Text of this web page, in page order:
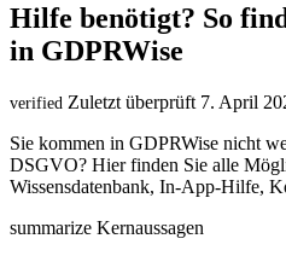
Hilfe benötigt? So
in GDPRWise
verified Zuletzt überprüft 7. April
Sie kommen in GDPRWise nicht
DSGVO? Hier finden Sie alle
Wissensdatenbank, In-App-Hilfe,
summarize Kernaussagen